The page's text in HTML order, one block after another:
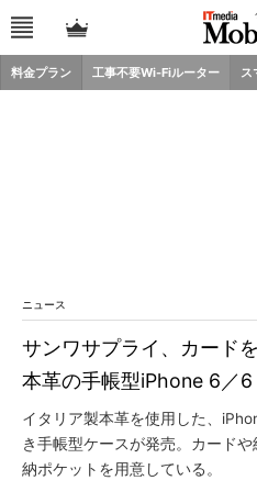
料金プラン 工事不要Wi-Fiルーター ス
ニュース
サンワサプライ、カード
本革の手帳型iPhone 6／
イタリア製本革を使用した、
き手帳型ケースが発売。カード
納ポケットを用意している。